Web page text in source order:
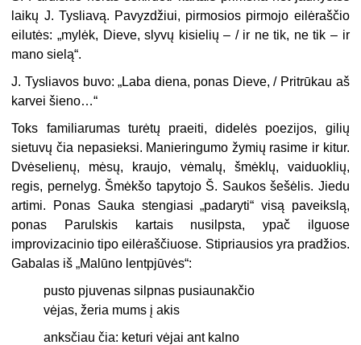
laikų J. Tysliavą. Pa­vyzdžiui, pirmosios pirmojo eilėraščio
ei­lutės: „mylėk, Dieve, slyvų kisielių – / ir ne tik, ne tik – ir
mano sielą“.
J. Tysliavos buvo: „Laba diena, ponas Dieve, / Pritrūkau aš
karvei šieno…“
Toks familiarumas turėtų praeiti, didelės poezijos, gilių
sietuvų čia nepasieksi. Ma­nieringumo žymių rasime ir kitur.
Dvėse­lienų, mėsų, kraujo, vėmalų, šmėklų, vai­duoklių,
regis, pernelyg. Šmėkšo tapytojo Š. Saukos šešėlis. Jiedu
artimi. Ponas Sauka stengiasi „padaryti“ visą paveikslą,
ponas Parulskis kartais nusilpsta, ypač il­guose
improvizacinio tipo eilėraščiuose. Stipriausios yra pradžios.
Gabalas iš „Ma­lūno lentpjūvės“:
pusto pjuvenas silpnas pusiaunakčio
vėjas, žeria mums į akis
anksčiau čia: keturi vėjai ant kalno